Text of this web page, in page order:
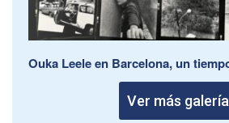
Ouka Leele en Barcelona, un
Ver más